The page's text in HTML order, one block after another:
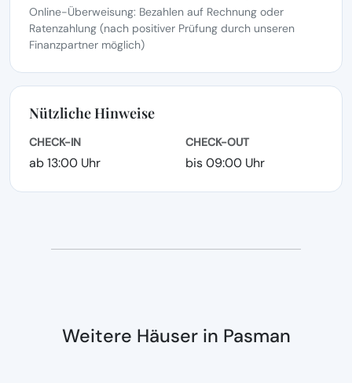
Online-Überweisung: Bezahlen auf Rechnung oder
Ratenzahlung (nach positiver Prüfung durch unseren
Finanzpartner möglich)
Nützliche Hinweise
CHECK-IN
ab 13:00 Uhr
CHECK-OUT
bis 09:00 Uhr
Weitere Häuser in Pasman